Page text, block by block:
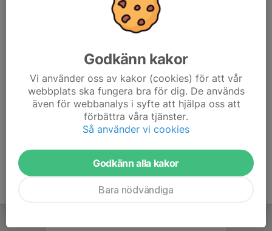
Här hamnar automatiskt de senaste nyheterna på hemsidan. För
att kunna börja administrera hemsidan loggar du in högst upp till
höger.
Godkänn kakor
Vi använder oss av kakor (cookies) för att vår
webbplats ska fungera bra för dig. De används
även för webbanalys i syfte att hjälpa oss att
förbättra våra tjänster.
Så använder vi cookies
Godkänn alla kakor
Bara nödvändiga